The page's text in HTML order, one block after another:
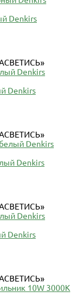
Denkirs
Denkirs
Denkirs
Denkirs